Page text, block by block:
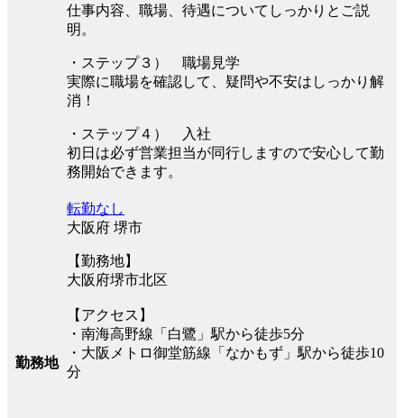
仕事内容、職場、待遇についてしっかりとご説
明。
・ステップ３） 職場見学
実際に職場を確認して、疑問や不安はしっかり解
消！
・ステップ４） 入社
初日は必ず営業担当が同行しますので安心して勤
務開始できます。
勤務地
転勤なし
大阪府 堺市
【勤務地】
大阪府堺市北区
【アクセス】
・南海高野線「白鷺」駅から徒歩5分
・大阪メトロ御堂筋線「なかもず」駅から徒歩10
分